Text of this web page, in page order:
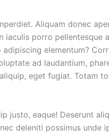
Aliquam donec
iaculis porro
elementum?
ad laudantium,
eget fugiat. Totam
justo, eaque! Deserunt
deleniti possimus unde